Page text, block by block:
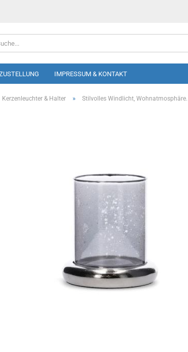
IMPRESSUM & KONTAKT
Kerzenleuchter & Halter » Stilvolles Windlicht, Wohnatmosphäre.